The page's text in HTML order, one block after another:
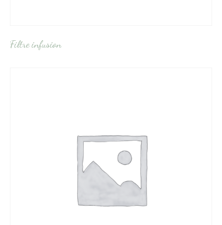
Filtre infusion